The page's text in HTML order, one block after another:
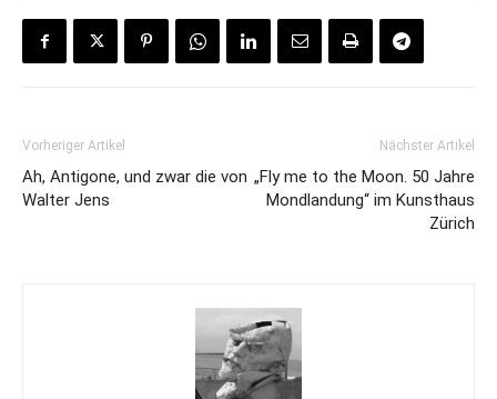
Vorheriger Artikel
Ah, Antigone, und zwar die von
Walter Jens
Nächster Artikel
„Fly me to the Moon. 50 Jahre
Mondlandung“ im Kunsthaus
Zürich